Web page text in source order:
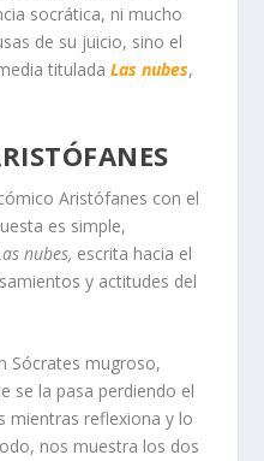
socrática, ni mucho
de su juicio, sino el
tituladaLas nubes,
Aristófanes con el
es simple,
nubes, escrita hacia el
y actitudes del
Sócrates mugroso,
se la pasa perdiendo el
mientras reflexiona y lo
nos muestra los dos